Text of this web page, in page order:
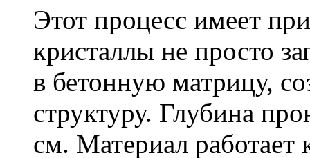
Этот процесс имеет
кристаллы не просто
в бетонную матрицу,
структуру. Глубина
см. Материал работает